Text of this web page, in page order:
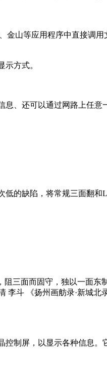
金山等应用程序中直接调
方式。
、还可以通过网路上任意
的缺陷，将常规三面翻
三面而固守，独以一面东
斗 《扬州画舫录·新城北
制屏，以显示各种信息。